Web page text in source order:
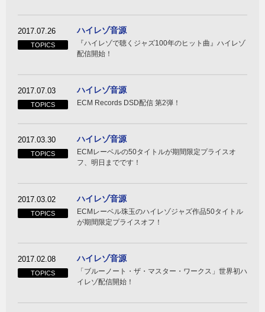
2017.07.26
TOPICS
ハイレゾ音源
『ハイレゾで聴くジャズ100年のヒット曲』ハイレゾ
配信開始！
2017.07.03
TOPICS
ハイレゾ音源
ECM Records DSD配信 第2弾！
2017.03.30
TOPICS
ハイレゾ音源
ECMレーベルの50タイトルが期間限定プライスオ
フ、明日までです！
2017.03.02
TOPICS
ハイレゾ音源
ECMレーベル珠玉のハイレゾジャズ作品50タイトル
が期間限定プライスオフ！
2017.02.08
TOPICS
ハイレゾ音源
「ブルーノート・ザ・マスター・ワークス」世界初ハ
イレゾ配信開始！